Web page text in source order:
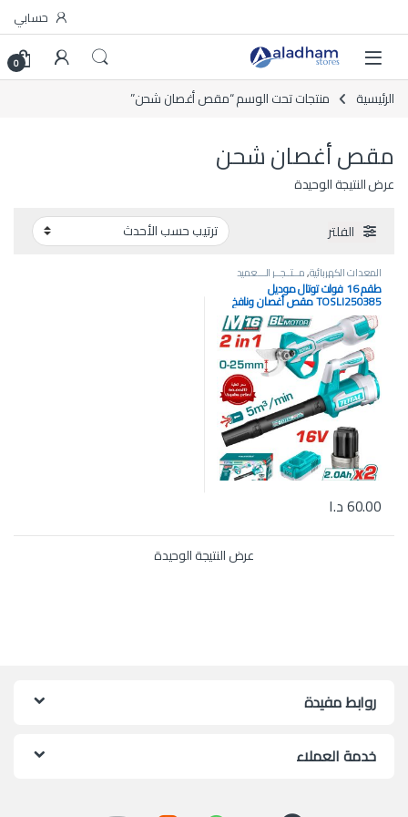
حسابي
0
الرئيسية منتجات تحت الوسم “مقص أغصان شحن”
مقص أغصان شحن
عرض النتيجة الوحيدة
الفلتر
المعدات الكهربائية,مــتــجــر الـــعميد
طقم 16 فولت توتال موديل
TOSLI250385 مقص أغصان ونافخ
هواء (بدون فحمات)
60.00د.ا
عرض النتيجة الوحيدة
روابط مفيدة
خدمة العملاء